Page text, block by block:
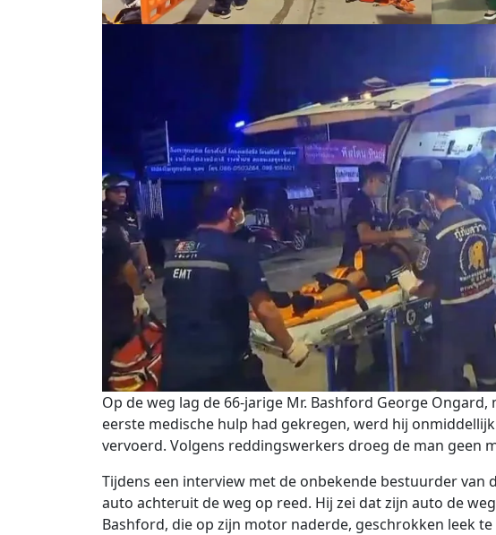
Op de weg lag de 66-jarige Mr. Bashford George
eerste medische hulp had gekregen, werd hij
vervoerd. Volgens reddingswerkers droeg de man geen
Tijdens een interview met de onbekende bestuurder van
auto achteruit de weg op reed. Hij zei dat zijn auto de
Bashford, die op zijn motor naderde, geschrokken leek te